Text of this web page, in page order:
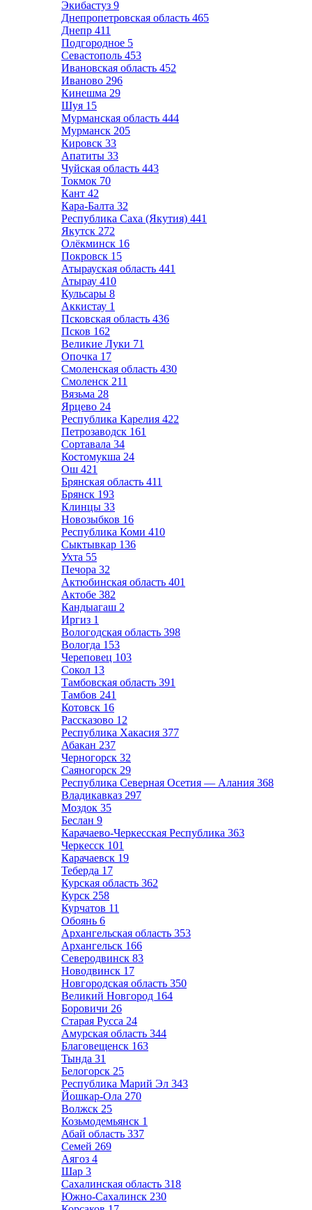
Экибастуз 9
Днепропетровская область 465
Днепр 411
Подгородное 5
Севастополь 453
Ивановская область 452
Иваново 296
Кинешма 29
Шуя 15
Мурманская область 444
Мурманск 205
Кировск 33
Апатиты 33
Чуйская область 443
Токмок 70
Кант 42
Кара-Балта 32
Республика Саха (Якутия) 441
Якутск 272
Олёкминск 16
Покровск 15
Атырауская область 441
Атырау 410
Кульсары 8
Аккистау 1
Псковская область 436
Псков 162
Великие Луки 71
Опочка 17
Смоленская область 430
Смоленск 211
Вязьма 28
Ярцево 24
Республика Карелия 422
Петрозаводск 161
Сортавала 34
Костомукша 24
Ош 421
Брянская область 411
Брянск 193
Клинцы 33
Новозыбков 16
Республика Коми 410
Сыктывкар 136
Ухта 55
Печора 32
Актюбинская область 401
Актобе 382
Кандыагаш 2
Иргиз 1
Вологодская область 398
Вологда 153
Череповец 103
Сокол 13
Тамбовская область 391
Тамбов 241
Котовск 16
Рассказово 12
Республика Хакасия 377
Абакан 237
Черногорск 32
Саяногорск 29
Республика Северная Осетия — Алания 368
Владикавказ 297
Моздок 35
Беслан 9
Карачаево-Черкесская Республика 363
Черкесск 101
Карачаевск 19
Теберда 17
Курская область 362
Курск 258
Курчатов 11
Обоянь 6
Архангельская область 353
Архангельск 166
Северодвинск 83
Новодвинск 17
Новгородская область 350
Великий Новгород 164
Боровичи 26
Старая Русса 24
Амурская область 344
Благовещенск 163
Тында 31
Белогорск 25
Республика Марий Эл 343
Йошкар-Ола 270
Волжск 25
Козьмодемьянск 1
Абай область 337
Семей 269
Аягоз 4
Шар 3
Сахалинская область 318
Южно-Сахалинск 230